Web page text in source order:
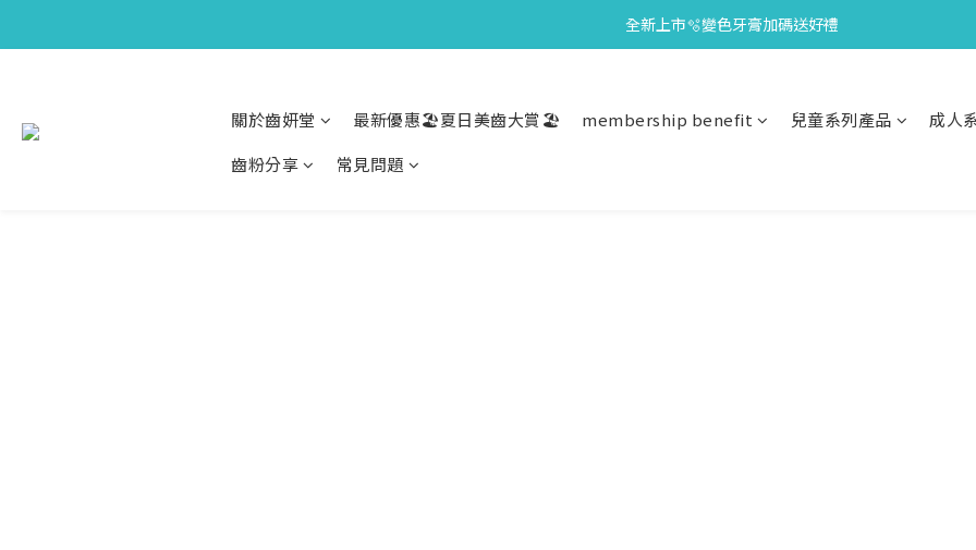
會員限定🎁點數兌換好禮
全新上市🫧變色牙膏加碼送好禮
關於齒妍堂 最新優惠🏖️夏日美齒大賞🏖️ membership benefit 兒童系列產品
成人
齒粉分享
常見問題